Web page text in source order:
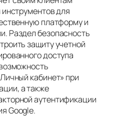
для
платформу и
Раздел безопасность
защиту учетной
доступа
кабинет» при
а также
аутентификации
Google.